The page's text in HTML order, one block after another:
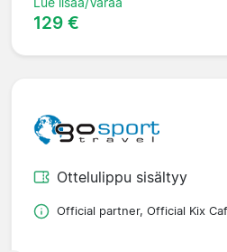
129 €
Ottelulippu sisältyy
Official partner, Official Kix